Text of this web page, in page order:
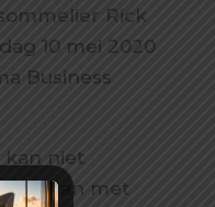
Rick
10 mei 2020
Business
kan niet
te gaan met